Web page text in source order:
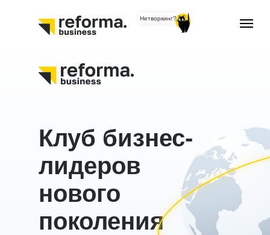
Нетворкинг?
Клуб бизнес-
лидеров
нового
поколения